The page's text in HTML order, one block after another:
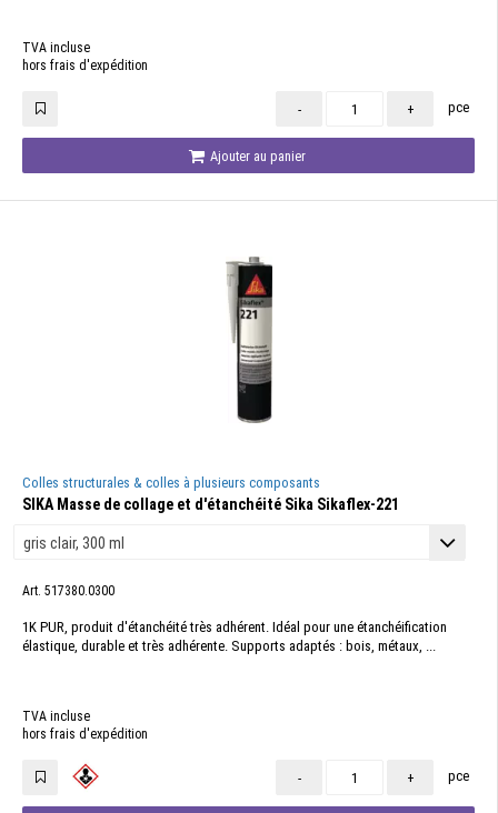
TVA incluse
hors frais d'expédition
- + pce
Ajouter au panier
Colles structurales & colles à plusieurs composants
SIKA Masse de collage et d'étanchéité Sika Sikaflex-221
Art. 517380.0300
1K PUR, produit d'étanchéité très adhérent. Idéal pour une étanchéification
élastique, durable et très adhérente. Supports adaptés : bois, métaux, ...
TVA incluse
hors frais d'expédition
- + pce